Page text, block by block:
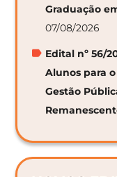
Graduação
07/08/2026
Edital nº 56/
Alunos para
Gestão